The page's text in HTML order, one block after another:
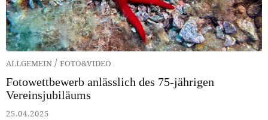
ALLGEMEIN / FOTO&VIDEO
Fotowettbewerb anlässlich des 75-jährigen
Vereinsjubiläums
25.04.2025